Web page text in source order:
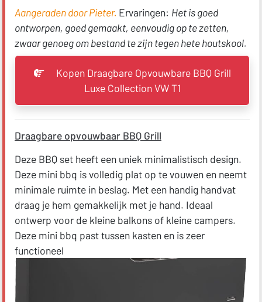
Aangeraden door Pieter. Ervaringen: Het is goed
ontworpen, goed gemaakt, eenvoudig op te zetten,
zwaar genoeg om bestand te zijn tegen hete houtskool.
Kopen Draagbare Opvouwbare BBQ Grill
Luxe Collection VW T1
Draagbare opvouwbaar BBQ Grill
Deze BBQ set heeft een uniek minimalistisch design.
Deze mini bbq is volledig plat op te vouwen en neemt
minimale ruimte in beslag. Met een handig handvat
draag je hem gemakkelijk met je hand. Ideaal
ontwerp voor de kleine balkons of kleine campers.
Deze mini bbq past tussen kasten en is zeer
functioneel